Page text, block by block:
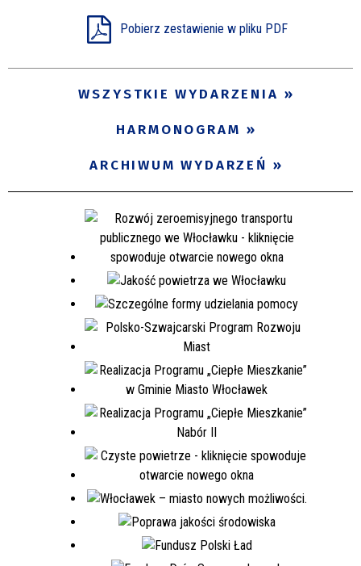
Pobierz zestawienie w pliku PDF
WSZYSTKIE WYDARZENIA
HARMONOGRAM
ARCHIWUM WYDARZEŃ